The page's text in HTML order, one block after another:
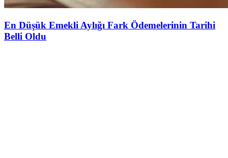
En Düşük Emekli Aylığı Fark Ödemelerinin Tarihi
Belli Oldu